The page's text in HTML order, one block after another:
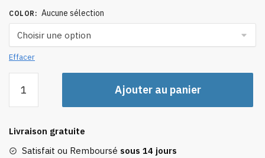
COLOR : Aucune sélection
Effacer
Boîte
Savon
de
Ajouter au panier
Livraison gratuite
Satisfait ou Remboursé sous 14 jours